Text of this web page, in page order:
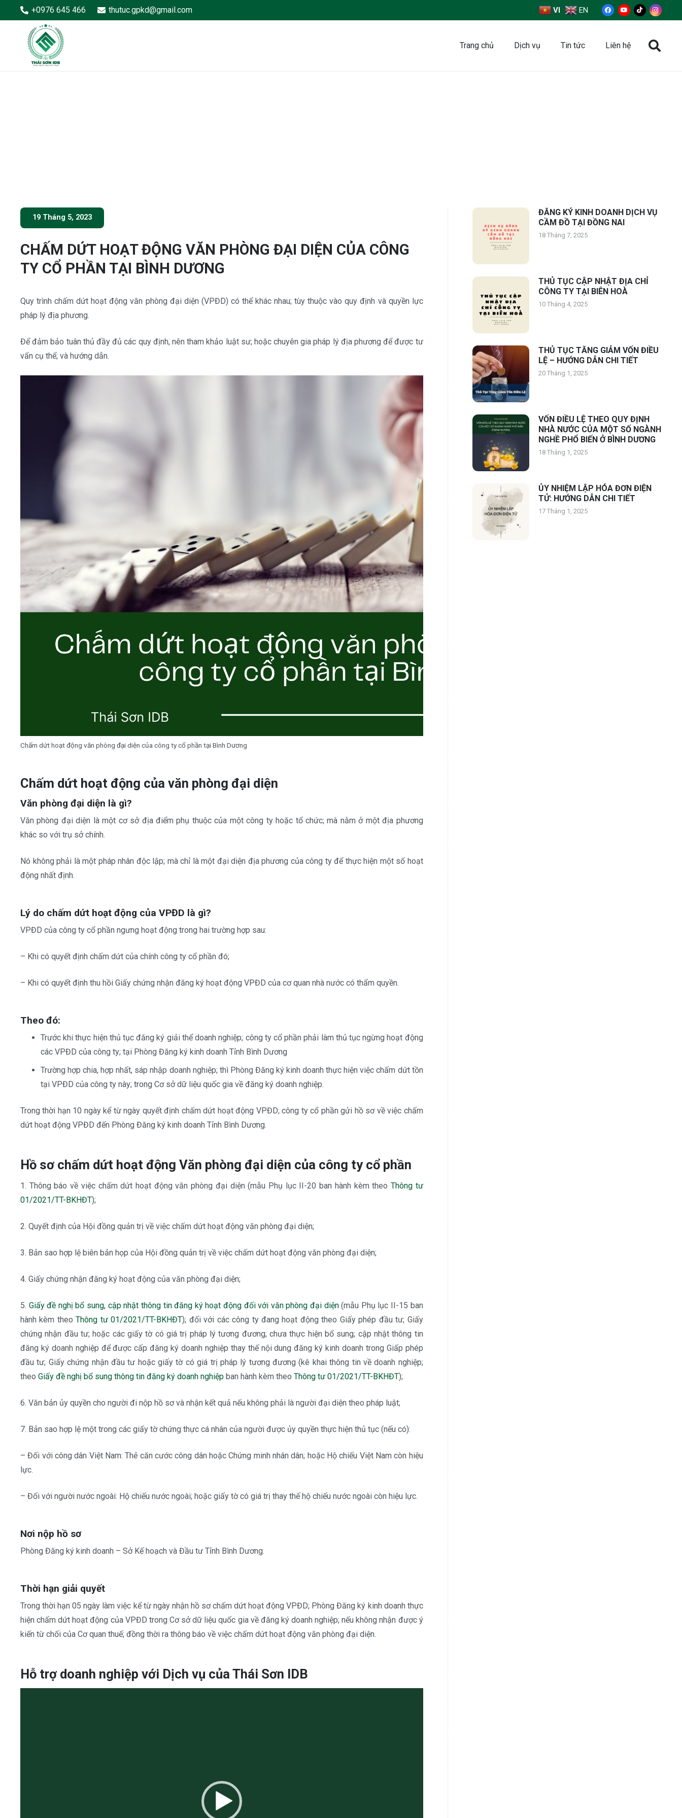
+0976 645 466 thutuc.gpkd@gmail.com VI EN
Trang chủ Dịch vụ Tin tức Liên hệ
19 Tháng 5, 2023
CHẤM DỨT HOẠT ĐỘNG VĂN PHÒNG ĐẠI DIỆN CỦA CÔNG
TY CỔ PHẦN TẠI BÌNH DƯƠNG
Quy trình chấm dứt hoạt động văn phòng đại diện (VPĐD) có thể khác nhau; tùy thuộc vào quy định và quyền lực
pháp lý địa phương.
Để đảm bảo tuân thủ đầy đủ các quy định, nên tham khảo luật sư; hoặc chuyên gia pháp lý địa phương để được tư
vấn cụ thể; và hướng dẫn.
Chấm dứt hoạt động văn phòng đại diện của công ty cổ phần tại Bình Dương
Chấm dứt hoạt động của văn phòng đại diện
Văn phòng đại diện là gì?
Văn phòng đại diện là một cơ sở địa điểm phụ thuộc của một công ty hoặc tổ chức; mà nằm ở một địa phương
khác so với trụ sở chính.
Nó không phải là một pháp nhân độc lập; mà chỉ là một đại diện địa phương của công ty để thực hiện một số hoạt
động nhất định.
Lý do chấm dứt hoạt động của VPĐD là gì?
VPĐD của công ty cổ phần ngưng hoạt động trong hai trường hợp sau:
– Khi có quyết định chấm dứt của chính công ty cổ phần đó;
– Khi có quyết định thu hồi Giấy chứng nhận đăng ký hoạt động VPĐD của cơ quan nhà nước có thẩm quyền.
Theo đó:
Trước khi thực hiện thủ tục đăng ký giải thể doanh nghiệp; công ty cổ phần phải làm thủ tục ngừng hoạt động
các VPĐD của công ty; tại Phòng Đăng ký kinh doanh Tỉnh Bình Dương
Trường hợp chia, hợp nhất, sáp nhập doanh nghiệp; thì Phòng Đăng ký kinh doanh thực hiện việc chấm dứt tồn
tại VPĐD của công ty này; trong Cơ sở dữ liệu quốc gia về đăng ký doanh nghiệp.
Trong thời hạn 10 ngày kể từ ngày quyết định chấm dứt hoạt động VPĐD; công ty cổ phần gửi hồ sơ về việc chấm
dứt hoạt động VPĐD đến Phòng Đăng ký kinh doanh Tỉnh Bình Dương.
Hồ sơ chấm dứt hoạt động Văn phòng đại diện của công ty cổ phần
1. Thông báo về việc chấm dứt hoạt động văn phòng đại diện (mẫu Phụ lục II-20 ban hành kèm theo Thông tư
01/2021/TT-BKHĐT);
2. Quyết định của Hội đồng quản trị về việc chấm dứt hoạt động văn phòng đại diện;
3. Bản sao hợp lệ biên bản họp của Hội đồng quản trị về việc chấm dứt hoạt động văn phòng đại diện;
4. Giấy chứng nhận đăng ký hoạt động của văn phòng đại diện;
5. Giấy đề nghị bổ sung, cập nhật thông tin đăng ký hoạt động đối với văn phòng đại diện(mẫu Phụ lục II-15 ban
hành kèm theoThông tư 01/2021/TT-BKHĐT); đối với các công ty đang hoạt động theo Giấy phép đầu tư; Giấy
chứng nhận đầu tư; hoặc các giấy tờ có giá trị pháp lý tương đương; chưa thực hiện bổ sung; cập nhật thông tin
đăng ký doanh nghiệp để được cấp đăng ký doanh nghiệp thay thế nội dung đăng ký kinh doanh trong Giấp phép
đầu tư; Giấy chứng nhận đầu tư hoặc giấy tờ có giá trị pháp lý tương đương (kê khai thông tin về doanh nghiệp;
theo Giấy đề nghị bổ sung thông tin đăng ký doanh nghiệp ban hành kèm theo Thông tư 01/2021/TT-BKHĐT);
6. Văn bản ủy quyền cho người đi nộp hồ sơ và nhận kết quả nếu không phải là người đại diện theo pháp luật;
7. Bản sao hợp lệ một trong các giấy tờ chứng thực cá nhân của người được ủy quyền thực hiện thủ tục (nếu có):
– Đối với công dân Việt Nam: Thẻ căn cước công dân hoặc Chứng minh nhân dân; hoặc Hộ chiếu Việt Nam còn hiệu
lực.
– Đối với người nước ngoài: Hộ chiếu nước ngoài; hoặc giấy tờ có giá trị thay thế hộ chiếu nước ngoài còn hiệu lực.
Nơi nộp hồ sơ
Phòng Đăng ký kinh doanh – Sở Kế hoạch và Đầu tư Tỉnh Bình Dương.
Thời hạn giải quyết
Trong thời hạn 05 ngày làm việc kể từ ngày nhận hồ sơ chấm dứt hoạt động VPĐD; Phòng Đăng ký kinh doanh thực
hiện chấm dứt hoạt động của VPĐD trong Cơ sở dữ liệu quốc gia về đăng ký doanh nghiệp; nếu không nhận được ý
kiến từ chối của Cơ quan thuế; đồng thời ra thông báo về việc chấm dứt hoạt động văn phòng đại diện.
Hỗ trợ doanh nghiệp với Dịch vụ của Thái Sơn IDB
ĐĂNG KÝ KINH DOANH DỊCH VỤ
CẦM ĐỒ TẠI ĐỒNG NAI
18 Tháng 7, 2025
THỦ TỤC CẬP NHẬT ĐỊA CHỈ
CÔNG TY TẠI BIÊN HOÀ
10 Tháng 4, 2025
THỦ TỤC TĂNG GIẢM VỐN ĐIỀU
LỆ – HƯỚNG DẪN CHI TIẾT
20 Tháng 1, 2025
VỐN ĐIỀU LỆ THEO QUY ĐỊNH
NHÀ NƯỚC CỦA MỘT SỐ NGÀNH
NGHỀ PHỔ BIẾN Ở BÌNH DƯƠNG
18 Tháng 1, 2025
ỦY NHIỆM LẬP HÓA ĐƠN ĐIỆN
TỬ: HƯỚNG DẪN CHI TIẾT
17 Tháng 1, 2025